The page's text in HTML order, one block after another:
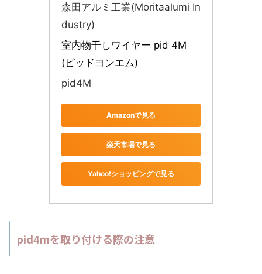
森田アルミ工業(Moritaalumi In
dustry)
室内物干しワイヤー pid 4M
(ピッドヨンエム)
pid4M
Amazonで見る
楽天市場で見る
Yahoo!ショッピングで見る
pid4mを取り付ける際の注意